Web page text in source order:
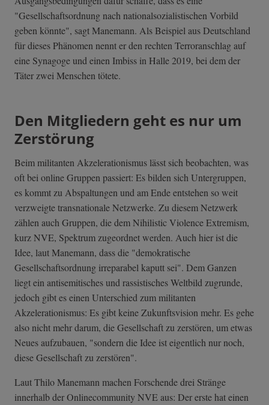
"Gesellschaftsordnung nach nationalsozialistischen Vorbild
geben könnte", sagt Manemann. Als Beispiel aus Deutschland
für dieses Phänomen nennt er den rechten Terroranschlag auf
eine Synagoge und einen Imbiss in Halle 2019, bei dem der
Täter zwei Menschen tötete.
Den Mitgliedern geht es nur um
Zerstörung
Beim militanten Akzelerationismus lässt sich beobachten, was
oft bei online Gruppen passiert: Es bilden sich Untergruppen,
es kommt zu Abspaltungen und am Ende entstehen so weit
verzweigte transnationale Netzwerke. Zu diesem Netzwerk
zählen auch Gruppen, die dem Nihilistic Violence Extremism,
kurz NVE, Spektrum zugeordnet werden. Auch hier ist die
Idee, laut Manemann, dass die "demokratische
Gesellschaftsordnung irreparabel kaputt sei". Dem Ganzen
liegt ein antisemitisches und rassistisches Weltbild zugrunde,
jedoch gibt es einen Unterschied zum militanten
Akzelerationismus: Es gibt keine Zukunftsvision mehr. Es gehe
also nicht mehr darum, die Gesellschaft zu zerstören, um etwas
Neues aufzubauen, "sondern die Idee ist eigentlich nur noch,
diese Gesellschaft zu zerstören".
Laut Thilo Manemann machen Forschende drei Stränge
innerhalb der Onlinecommunity NVE aus: Der erste hat einen